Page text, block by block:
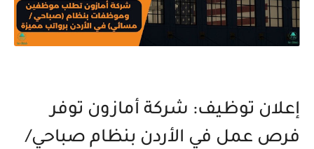
إعلان توظيف: شركة أمازون توفر
فرص عمل في الأردن بنظام صباحي/